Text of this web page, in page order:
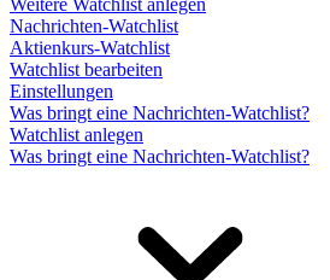
Weitere Watchlist anlegen
Nachrichten-Watchlist
Aktienkurs-Watchlist
Watchlist bearbeiten
Einstellungen
Was bringt eine Nachrichten-Watchlist?
Watchlist anlegen
Was bringt eine Nachrichten-Watchlist?